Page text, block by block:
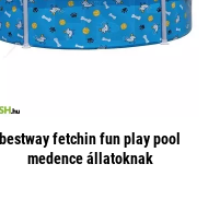
bestway fetchin fun play pool
medence állatoknak